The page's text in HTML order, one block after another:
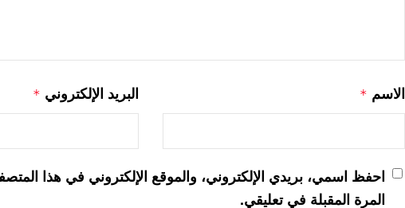
الاسم * البريد الإلكتروني *
احفظ اسمي، بريدي الإلكتروني، والموقع الإلكتروني في هذا
المرة المقبلة في تعليقي.